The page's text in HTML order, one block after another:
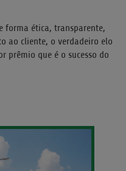
forma ética, transparente,
ao cliente, o verdadeiro elo
prêmio que é o sucesso do